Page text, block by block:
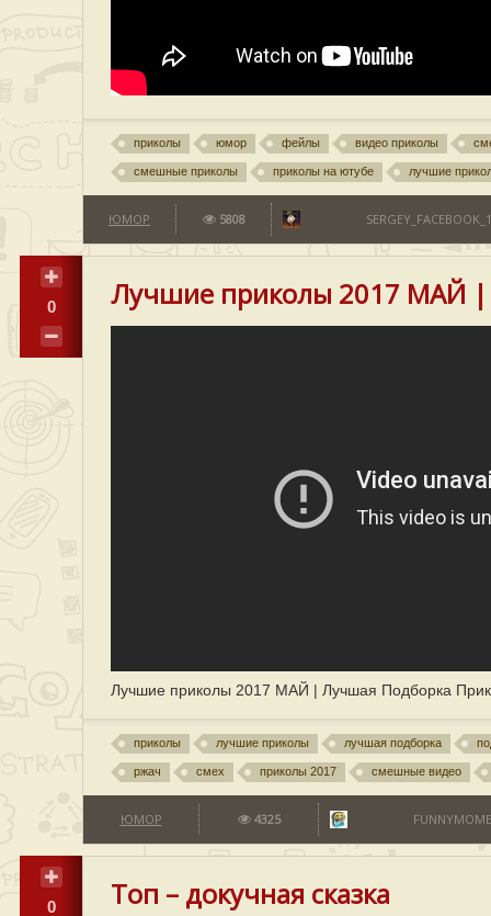
приколы юмор фейлы видео приколы
смешные приколы приколы на ютубе лучшие
ЮМОР 5808
0 Лучшие приколы 2017 МАЙ |
Лучшие приколы 2017 МАЙ | Лучшая Подборка
приколы лучшие приколы лучшая подборка
ржач смех приколы 2017 смешные видео
ЮМОР 4325
0 Топ – докучная сказка